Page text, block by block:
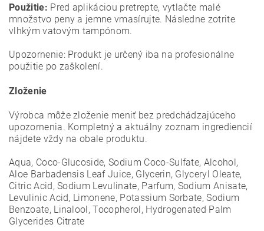
Použitie: Pred aplikáciou pretrepte, vytlačte malé
množstvo peny a jemne vmasírujte. Následne zotrite
vlhkým vatovým tampónom.
Upozornenie: Produkt je určený iba na profesionálne
použitie po zaškolení.
Zloženie
Výrobca môže zloženie meniť bez predchádzajúceho
upozornenia. Kompletný a aktuálny zoznam ingrediencií
nájdete vždy na obale produktu.
Aqua, Coco-Glucoside, Sodium Coco-Sulfate, Alcohol,
Aloe Barbadensis Leaf Juice, Glycerin, Glyceryl Oleate,
Citric Acid, Sodium Levulinate, Parfum, Sodium Anisate,
Levulinic Acid, Limonene, Potassium Sorbate, Sodium
Benzoate, Linalool, Tocopherol, Hydrogenated Palm
Glycerides Citrate